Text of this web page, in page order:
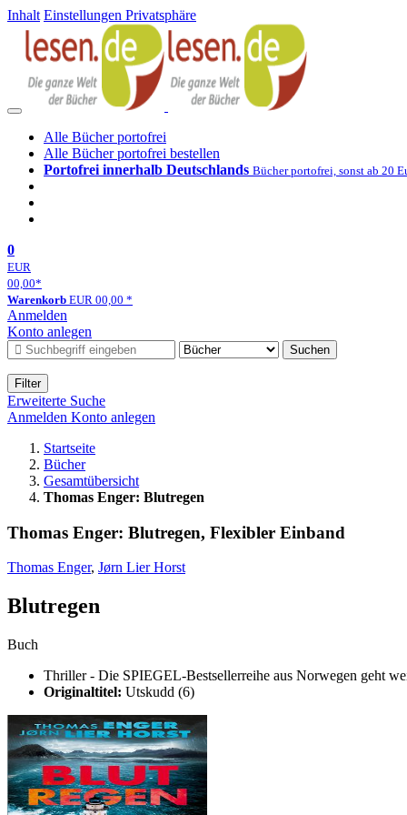
Inhalt Einstellungen Privatsphäre
Alle Bücher portofrei
Alle Bücher portofrei bestellen
Portofrei innerhalb Deutschlands Bücher portofrei, sonst ab 20
0
EUR
00,00*
Warenkorb EUR 00,00 *
Anmelden
Konto anlegen
Suchen
Filter
Erweiterte Suche
Anmelden Konto anlegen
Startseite
Bücher
Gesamtübersicht
Thomas Enger: Blutregen
Thomas Enger: Blutregen, Flexibler Einband
Thomas Enger, Jørn Lier Horst
Blutregen
Buch
Thriller - Die SPIEGEL-Bestsellerreihe aus Norwegen geht
Originaltitel: Utskudd (6)